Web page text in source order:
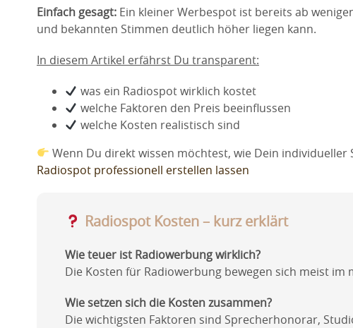
Einfach gesagt:Ein kleiner Werbespot ist bereits ab
und bekannten Stimmen deutlich höher liegen kann.
In diesem Artikel erfährst Du transparent:
was ein Radiospot wirklich kostet
welche Faktoren den Preis beeinflussen
welche Kosten realistisch sind
Wenn Du direkt wissen möchtest, wie Dein individueller
Radiospot professionell erstellen lassen
Radiospot Kosten – kurz erklärt
Wie teuer ist Radiowerbung wirklich?
Die Kosten für Radiowerbung bewegen sich meist
Wie setzen sich die Kosten zusammen?
Die wichtigsten Faktoren sind Sprecherhonorar,